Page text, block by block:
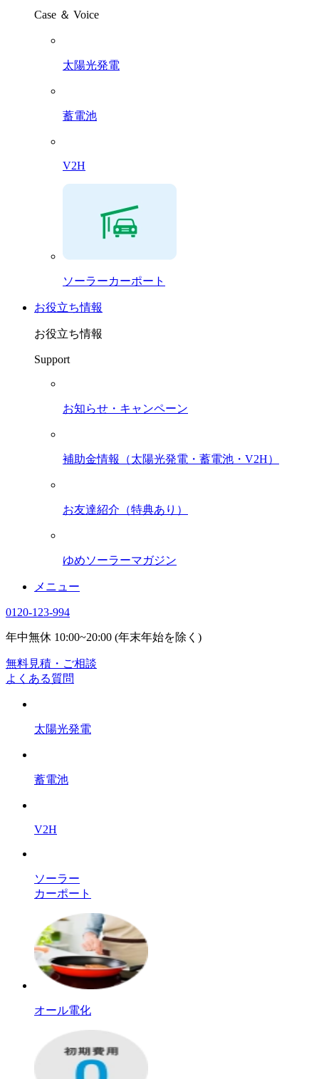
Case ＆ Voice
太陽光発電
蓄電池
V2H
ソーラーカーポート
お役立ち情報
お役立ち情報
Support
お知らせ・キャンペーン
補助金情報（太陽光発電・蓄電池・V2H）
お友達紹介（特典あり）
ゆめソーラーマガジン
メニュー
0120-123-994
年中無休 10:00~20:00 (年末年始を除く)
無料見積・ご相談
よくある質問
太陽光発電
蓄電池
V2H
ソーラー
カーポート
オール電化